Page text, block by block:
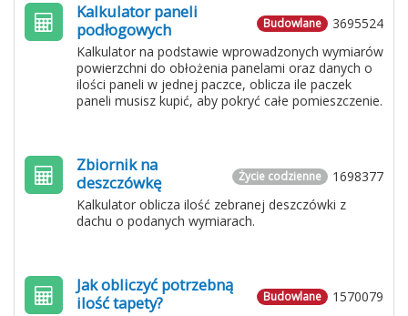
3695524
Budowlane
Kalkulator paneli
podłogowych
Kalkulator na podstawie wprowadzonych wymiarów
powierzchni do obłożenia panelami oraz danych o
ilości paneli w jednej paczce, oblicza ile paczek
paneli musisz kupić, aby pokryć całe pomieszczenie.
1698377
Życie codzienne
Zbiornik na
deszczówkę
Kalkulator oblicza ilość zebranej deszczówki z
dachu o podanych wymiarach.
1570079
Budowlane
Jak obliczyć potrzebną
ilość tapety?